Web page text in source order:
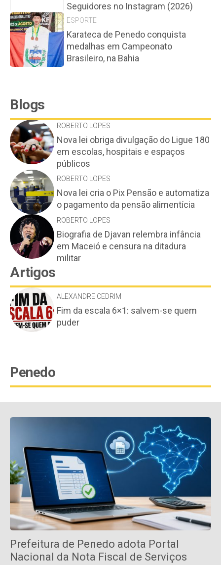
Seguidores no Instagram (2026)
ESPORTE
Karateca de Penedo conquista
medalhas em Campeonato
Brasileiro, na Bahia
Blogs
ROBERTO LOPES
Nova lei obriga divulgação do Ligue 180
em escolas, hospitais e espaços
públicos
ROBERTO LOPES
Nova lei cria o Pix Pensão e automatiza
o pagamento da pensão alimentícia
ROBERTO LOPES
Biografia de Djavan relembra infância
em Maceió e censura na ditadura
militar
Artigos
ALEXANDRE CEDRIM
Fim da escala 6×1: salvem-se quem
puder
Penedo
Prefeitura de Penedo adota Portal
Nacional da Nota Fiscal de Serviços